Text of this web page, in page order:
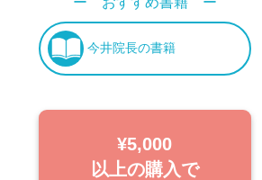
今井院長の書籍
¥5,000
以上の購入で